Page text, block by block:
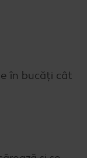
în bucăți cât